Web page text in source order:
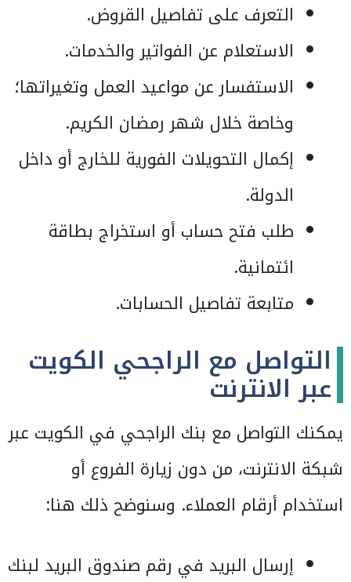
التعرف على تفاصيل القروض.
الاستعلام عن الفواتير والخدمات.
الاستفسار عن مواعيد العمل وتغيراتها؛
وخاصة خلال شهر رمضان الكريم.
إكمال التحويلات الفورية للخارج أو داخل
الدولة.
طلب فتح حساب أو استخراج بطاقة
ائتمانية.
متابعة تفاصيل الحسابات.
التواصل مع الراجحي الكويت
عبر الانترنت
يمكنك التواصل مع بنك الراجحي في الكويت عبر
شبكة الانترنت، من دون زيارة الفروع أو
استخدام أرقام العملاء. وسنوضح ذلك هنا:
إرسال البريد في رقم صندوق البريد لبنك